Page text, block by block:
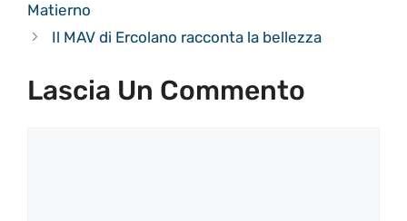
Matierno
Il MAV di Ercolano racconta la bellezza
Lascia Un Commento